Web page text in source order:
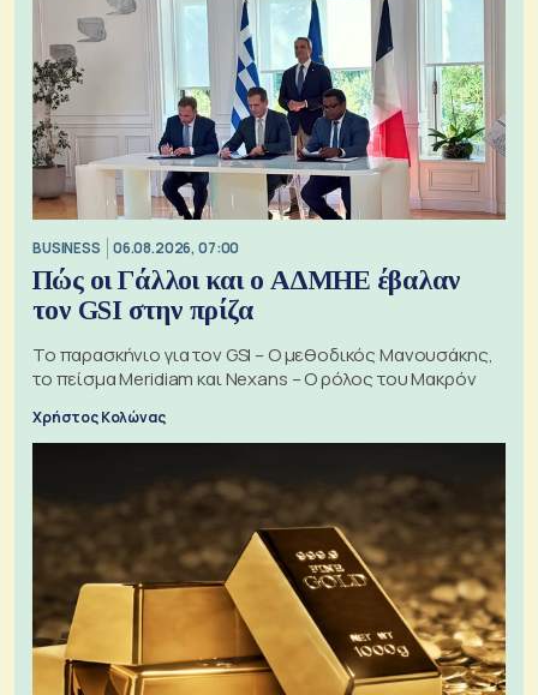
BUSINESS 06.08.2026, 07:00
Πώς οι Γάλλοι και ο ΑΔΜΗΕ έβαλαν
τον GSI στην πρίζα
Το παρασκήνιο για τον GSI – Ο μεθοδικός Μανουσάκης,
το πείσμα Meridiam και Nexans – Ο ρόλος του Μακρόν
Χρήστος Κολώνας